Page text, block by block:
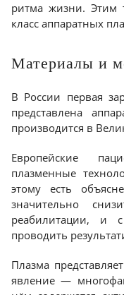
ритма жизни. Этим
класс аппаратных
Материалы и
В России первая
представлена
производится в
Европейские
плазменные
этому есть
значительно
реабилитации, и
проводить
Плазма
явление —